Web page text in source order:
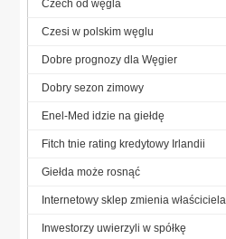
Czech od węgla
Czesi w polskim węglu
Dobre prognozy dla Węgier
Dobry sezon zimowy
Enel-Med idzie na giełdę
Fitch tnie rating kredytowy Irlandii
Giełda może rosnąć
Internetowy sklep zmienia właściciela
Inwestorzy uwierzyli w spółkę